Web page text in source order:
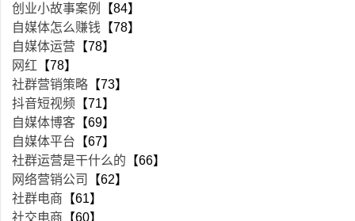
创业小故事案例
【84】
自媒体怎么赚钱 【78】
自媒体运营 【78】
网红 【78】
社群营销策略 【73】
抖音短视频 【71】
自媒体博客 【69】
自媒体平台 【67】
社群运营是干什么的 【66】
网络营销公司
【62】
社群电商 【61】
社交电商 【60】